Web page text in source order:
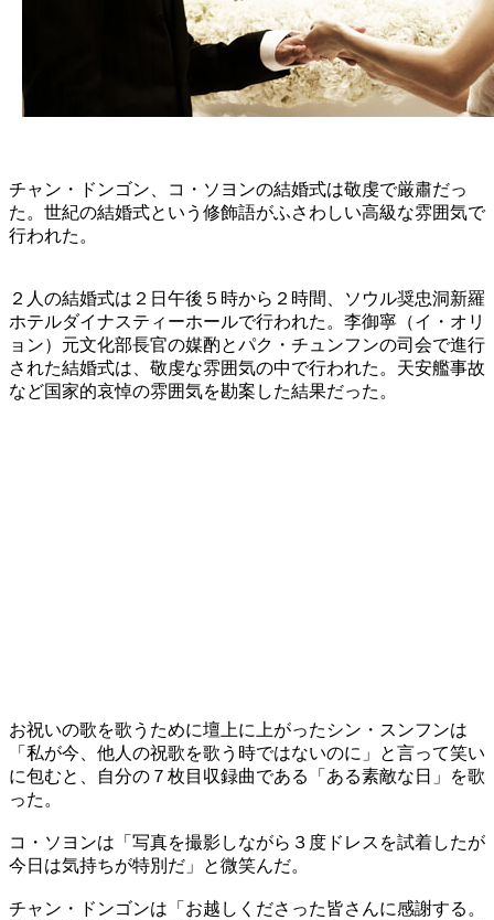
チャン・ドンゴン、コ・ソヨンの結婚式は敬虔で厳肅だっ
た。世紀の結婚式という修飾語がふさわしい高級な雰囲気で
行われた。
２人の結婚式は２日午後５時から２時間、ソウル奨忠洞新羅
ホテルダイナスティーホールで行われた。李御寧（イ・オリ
ョン）元文化部長官の媒酌とパク・チュンフンの司会で進行
された結婚式は、敬虔な雰囲気の中で行われた。天安艦事故
など国家的哀悼の雰囲気を勘案した結果だった。
お祝いの歌を歌うために壇上に上がったシン・スンフンは
「私が今、他人の祝歌を歌う時ではないのに」と言って笑い
に包むと、自分の７枚目収録曲である「ある素敵な日」を歌
った。
コ・ソヨンは「写真を撮影しながら３度ドレスを試着したが
今日は気持ちが特別だ」と微笑んだ。
チャン・ドンゴンは「お越しくださった皆さんに感謝する。